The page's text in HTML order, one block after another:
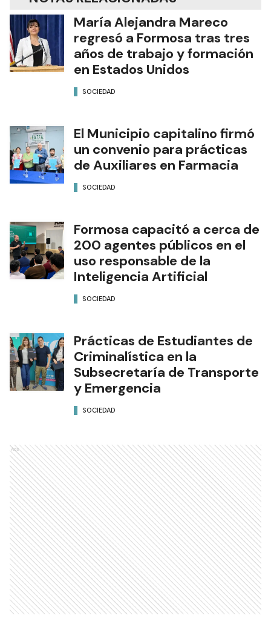
María Alejandra Mareco
regresó a Formosa tras tres
años de trabajo y formación
en Estados Unidos
SOCIEDAD
El Municipio capitalino firmó
un convenio para prácticas
de Auxiliares en Farmacia
SOCIEDAD
Formosa capacitó a cerca de
200 agentes públicos en el
uso responsable de la
Inteligencia Artificial
SOCIEDAD
Prácticas de Estudiantes de
Criminalística en la
Subsecretaría de Transporte
y Emergencia
SOCIEDAD
Ads